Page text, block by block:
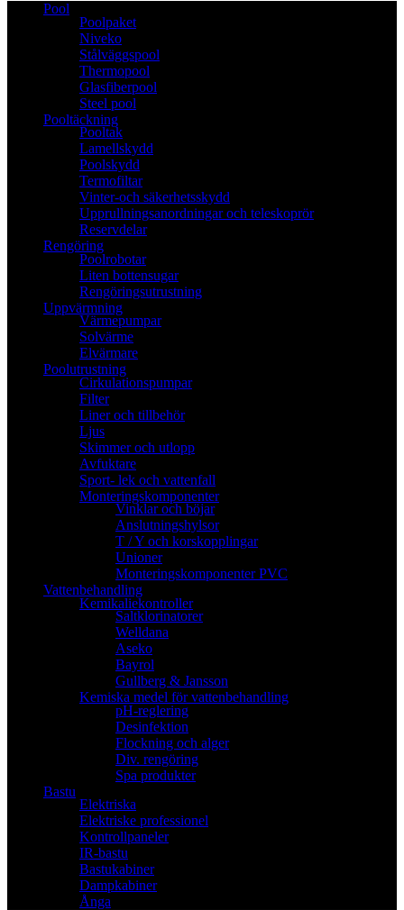
Pool
Poolpaket
Niveko
Stålväggspool
Thermopool
Glasfiberpool
Steel pool
Pooltäckning
Pooltak
Lamellskydd
Poolskydd
Termofiltar
Vinter-och säkerhetsskydd
Upprullningsanordningar och teleskoprör
Reservdelar
Rengöring
Poolrobotar
Liten bottensugar
Rengöringsutrustning
Uppvärmning
Värmepumpar
Solvärme
Elvärmare
Poolutrustning
Cirkulationspumpar
Filter
Liner och tillbehör
Ljus
Skimmer och utlopp
Avfuktare
Sport- lek och vattenfall
Monteringskomponenter
Vinklar och böjar
Anslutningshylsor
T / Y och korskopplingar
Unioner
Monteringskomponenter PVC
Vattenbehandling
Kemikaliekontroller
Saltklorinatorer
Welldana
Aseko
Bayrol
Gullberg & Jansson
Kemiska medel för vattenbehandling
pH-reglering
Desinfektion
Flockning och alger
Div. rengöring
Spa produkter
Bastu
Elektriska
Elektriske professionel
Kontrollpaneler
IR-bastu
Bastukabiner
Dampkabiner
Ånga